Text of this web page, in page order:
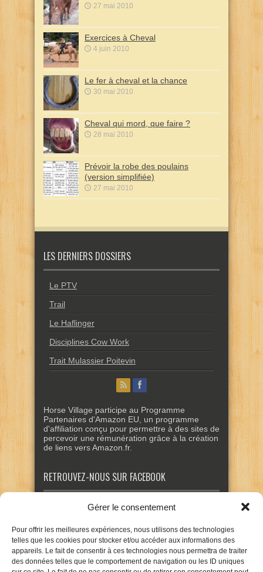
Gérer le consentement
Pour offrir les meilleures expériences, nous utilisons des technologies
telles que les cookies pour stocker et/ou accéder aux informations des
appareils. Le fait de consentir à ces technologies nous permettra de traiter
des données telles que le comportement de navigation ou les ID uniques
27 mai 2010
Exercices à Cheval
4 juin 2010
Le fer à cheval et la chance
30 mai 2010
Cheval qui mord, que faire ?
28 mai 2010
Prévoir la robe des poulains
(version simplifiée)
27 mai 2010
LES DERNIERS DOSSIERS
Le PTV
Trail
Le Haflinger
Disciplines Cow Work
Trait Mulassier Poitevin
Horse Village participe au Programme
Partenaires d'Amazon EU, un programme
d'affiliation conçu pour permettre à des sites de
percevoir une rémunération grâce à la création
de liens vers Amazon.fr.
RETROUVEZ-NOUS SUR FACEBOOK